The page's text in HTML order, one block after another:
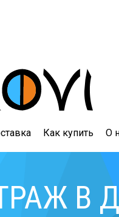
Как купить О
В